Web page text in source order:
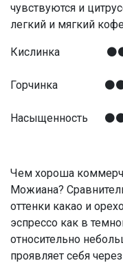
чувствуются и
легкий и мягкий
Кислинка
Горчинка
Насыщенность
Чем хороша
Можиана?
оттенки какао и
эспрессо как в
относительно
проявляет себя